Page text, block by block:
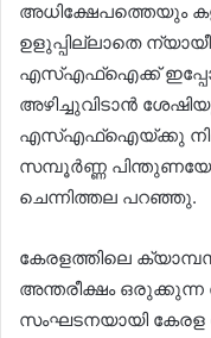
അധിക്ഷേപത്തെയും
ഉളുപ്പില്ലാതെ
എസ്എഫ്ഐക്ക്
അഴിച്ചുവിടാന്‍
എസ്എഫ്ഐയ്ക്കു
സമ്പൂര്‍ണ്ണ
ചെന്നിത്തല പറഞ്ഞു.
കേരളത്തിലെ
അന്തരീക്ഷം
സംഘടനയായി കേരള